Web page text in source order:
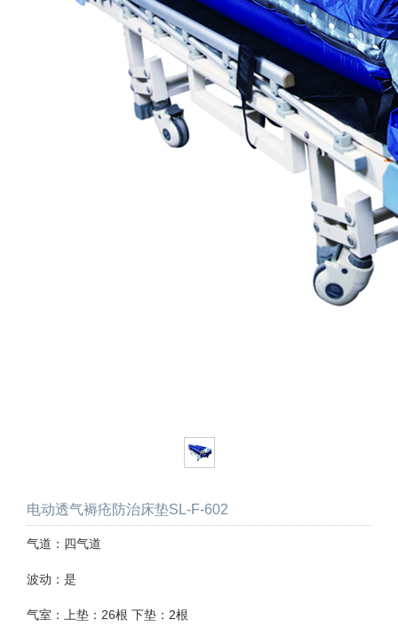
电动透气褥疮防治床垫SL-F-602
气道：四气道
波动：是
气室：上垫：26根 下垫：2根